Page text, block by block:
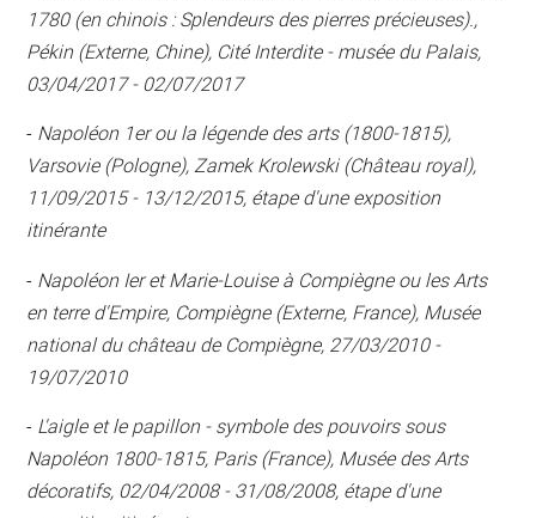
1780 (en chinois : Splendeurs des pierres précieuses).,
Pékin (Externe, Chine), Cité Interdite - musée du Palais,
03/04/2017 - 02/07/2017
- Napoléon 1er ou la légende des arts (1800-1815),
Varsovie (Pologne), Zamek Krolewski (Château royal),
11/09/2015 - 13/12/2015, étape d'une exposition
itinérante
- Napoléon Ier et Marie-Louise à Compiègne ou les Arts
en terre d'Empire, Compiègne (Externe, France), Musée
national du château de Compiègne, 27/03/2010 -
19/07/2010
- L'aigle et le papillon - symbole des pouvoirs sous
Napoléon 1800-1815, Paris (France), Musée des Arts
décoratifs, 02/04/2008 - 31/08/2008, étape d'une